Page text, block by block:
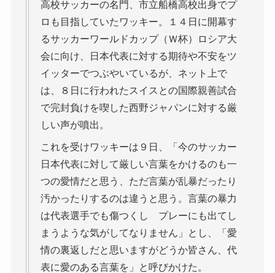
高校サッカーの名門、市立船橋高校出身でプ
ロも目指していたワッキー。１４日に開幕す
るサッカーワールドカップ（Ｗ杯）ロシア大
会に向け、日本代表に対する期待や不安をツ
イッターでつぶやいているが、ネット上で
は、８日に行われたスイスとの国際親善試合
で完封負けを喫した西野ジャパンに対する厳
しい声が噴出。
これを受けワッキーは９日、「今のサッカー
日本代表に対して厳しい言葉をかけるのも一
つの愛情だと思う、ただ言葉が乱暴だったり
汚かったりするのは違うと思う。言葉の暴力
は代表選手でも傷つくし プレーにも出てし
まうような気がしてなりません」とし、「愛
情の裏返しだと思いますがどうか皆さん、代
表に愛のある言葉を」と呼びかけた。